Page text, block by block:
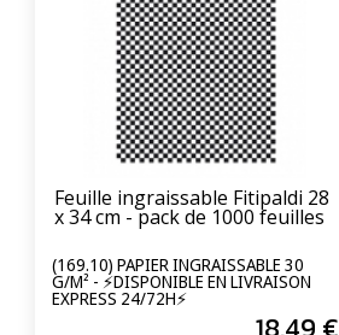
Feuille ingraissable Fitipaldi 28
x 34 cm - pack de 1000 feuilles
(169.10) PAPIER INGRAISSABLE 30
G/M² - ⚡DISPONIBLE EN LIVRAISON
EXPRESS 24/72H⚡